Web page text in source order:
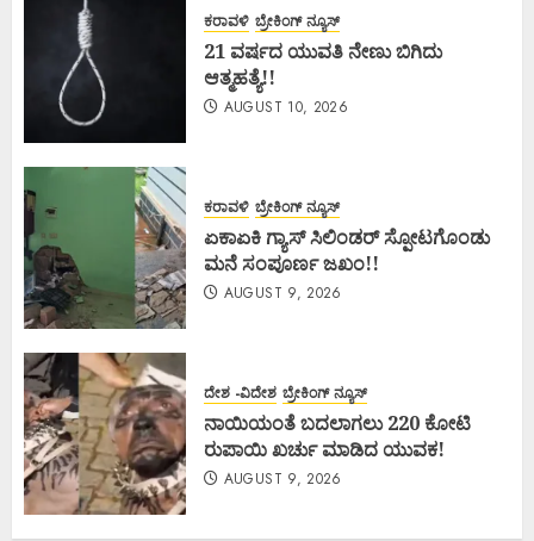
ಕರಾವಳಿ ಬ್ರೇಕಿಂಗ್ ನ್ಯೂಸ್
21 ವರ್ಷದ ಯುವತಿ ನೇಣು ಬಿಗಿದು
ಆತ್ಮಹತ್ಯೆ!!
AUGUST 10, 2026
ಕರಾವಳಿ ಬ್ರೇಕಿಂಗ್ ನ್ಯೂಸ್
ಏಕಾಏಕಿ ಗ್ಯಾಸ್ ಸಿಲಿಂಡರ್ ಸ್ಪೋಟಗೊಂಡು
ಮನೆ ಸಂಪೂರ್ಣ ಜಖಂ!!
AUGUST 9, 2026
ದೇಶ -ವಿದೇಶ ಬ್ರೇಕಿಂಗ್ ನ್ಯೂಸ್
ನಾಯಿಯಂತೆ ಬದಲಾಗಲು 220 ಕೋಟಿ
ರುಪಾಯಿ ಖರ್ಚು ಮಾಡಿದ ಯುವಕ!
AUGUST 9, 2026